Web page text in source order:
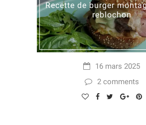
Recette de burger
reblochon
16 mars 2025
2 comments